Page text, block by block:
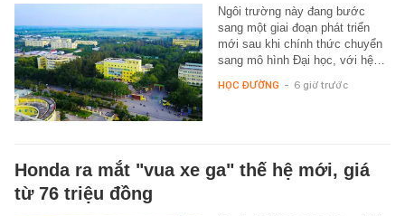
Ngôi trường này đang bước
sang một giai đoạn phát triển
mới sau khi chính thức chuyển
sang mô hình Đại học, với hệ…
HỌC ĐƯỜNG - 6 giờ trước
Honda ra mắt "vua xe ga" thế hệ mới, giá
từ 76 triệu đồng